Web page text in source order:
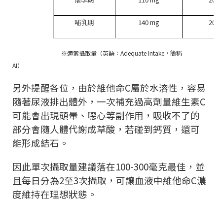
哺乳期 140 mg
※適當攝取量（英語： Adequate Intake ，簡稱
AI）
另外提醒各位，由於維他命C屬於水溶性，容易
隨著尿液排出體外，一次補充過高劑量維生素C
可能會出現頭暈、噁心等副作用，吸收不了的
部分會隨人體代謝成草酸，若碰到鈣質，還可
能形成結石。
因此單次攝取量建議落在100-300毫克最佳，並
且每日分為2至3次攝取，可讓血液中維他命C濃
度維持在理想狀態。